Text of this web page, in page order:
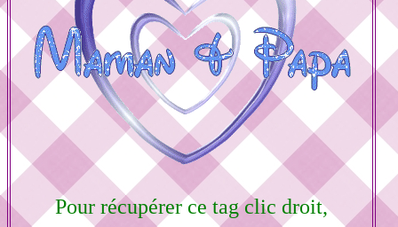
Pour récupérer ce tag clic droit,